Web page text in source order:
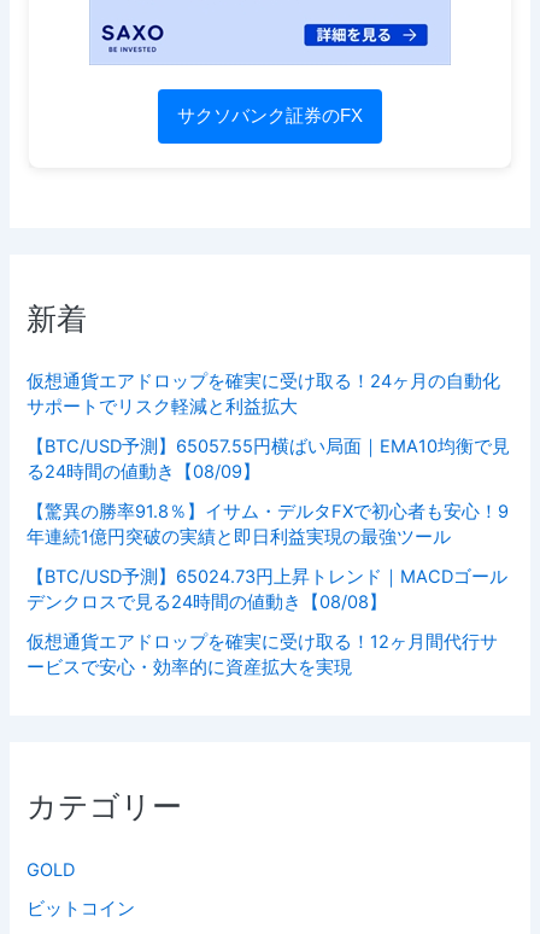
サクソバンク証券のFX
新着
仮想通貨エアドロップを確実に受け取る！24ヶ月の自動化
サポートでリスク軽減と利益拡大
【BTC/USD予測】65057.55円横ばい局面｜EMA10均衡で見
る24時間の値動き【08/09】
【驚異の勝率91.8％】イサム・デルタFXで初心者も安心！9
年連続1億円突破の実績と即日利益実現の最強ツール
【BTC/USD予測】65024.73円上昇トレンド｜MACDゴール
デンクロスで見る24時間の値動き【08/08】
仮想通貨エアドロップを確実に受け取る！12ヶ月間代行サ
ービスで安心・効率的に資産拡大を実現
カテゴリー
GOLD
ビットコイン